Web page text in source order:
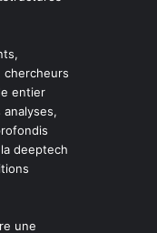
entier
analyses,
deeptech
une